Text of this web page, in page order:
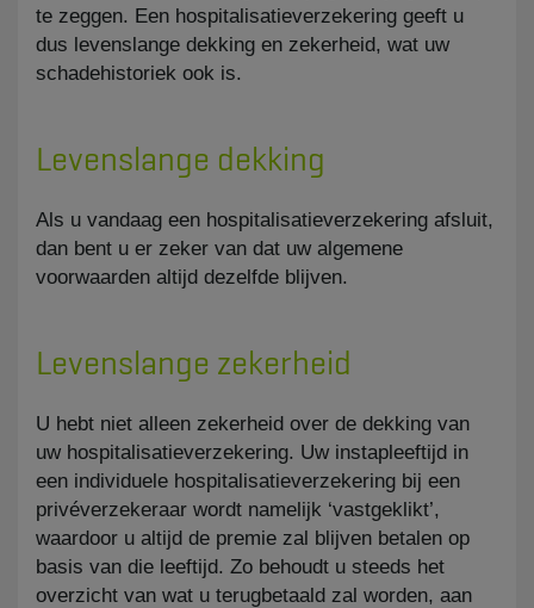
te zeggen. Een hospitalisatieverzekering geeft u
dus levenslange dekking en zekerheid, wat uw
schadehistoriek ook is.
Levenslange dekking
Als u vandaag een hospitalisatieverzekering afsluit,
dan bent u er zeker van dat uw algemene
voorwaarden altijd dezelfde blijven.
Levenslange zekerheid
​U hebt niet alleen zekerheid over de dekking van
uw hospitalisatieverzekering. Uw instapleeftijd in
een individuele hospitalisatieverzekering bij een
privéverzekeraar wordt namelijk ‘vastgeklikt’,
waardoor u altijd de premie zal blijven betalen op
basis van die leeftijd. Zo behoudt u steeds het
overzicht van wat u terugbetaald zal worden, aan